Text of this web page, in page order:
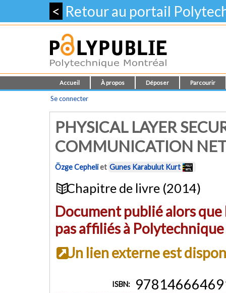
< Retour au portail
Accueil À propos Déposer Parcourir
Se connecter
PHYSICAL LAYER
COMMUNICATION
Özge Cepheliet Gunes Karabulut Kurt
Chapitre de livre (2014)
Document publié alors
pas affiliés à
Un lien externe est
ISBN: